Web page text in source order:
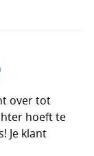
over tot
hoeft te
Je klant